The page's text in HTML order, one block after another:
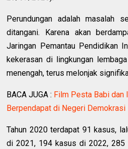
Perundungan adalah masalah
ditangani. Karena akan
Jaringan Pemantau Pendidikan
kekerasan di lingkungan
menengah, terus melonjak
BACA JUGA : Film Pesta Babi dan
Berpendapat di Negeri Demokrasi
Tahun 2020 terdapat 91 kasus,
di 2021, 194 kasus di 2022, 285